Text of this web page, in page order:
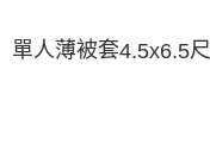
單人薄被套4.5x6.5尺